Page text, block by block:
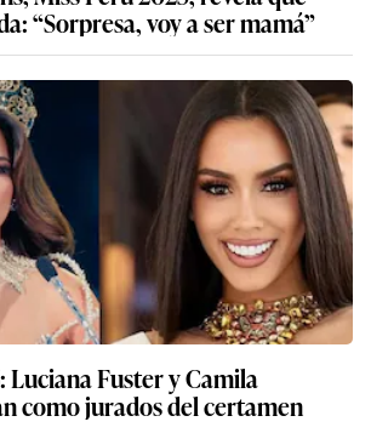
“Sorpresa, voy a ser mamá”
Luciana Fuster y Camila
como jurados del certamen